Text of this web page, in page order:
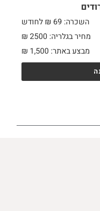
השכרה: 69 ₪ לחודש
מחיר בגלריה: 2500 ₪
מבצע באתר:
₪ 1,500